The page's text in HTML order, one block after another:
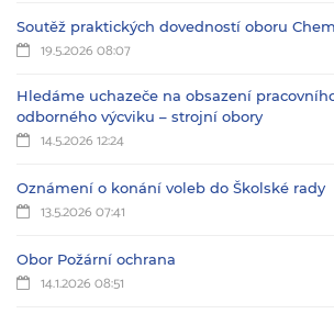
Soutěž praktických dovedností oboru
19.5.2026 08:07
Hledáme uchazeče na obsazení
odborného výcviku – strojní obory
14.5.2026 12:24
Oznámení o konání voleb do Školské rady
13.5.2026 07:41
Obor Požární ochrana
14.1.2026 08:51